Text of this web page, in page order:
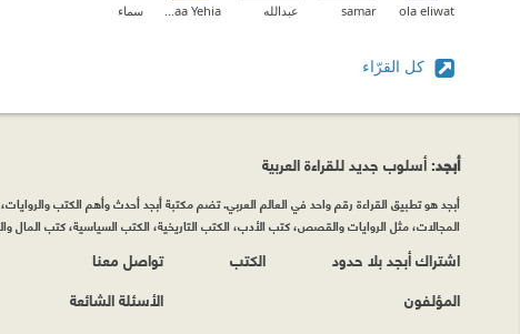
ola eliwat
samar عبدالله سماء
كل القرّاء
أبجد: أسلوب جديد للقراءة العربية
أبجد هو تطبيق القراءة رقم واحد في العالم العربي. تضم مكتبة أبجد أحدث وأهم الكتب
المجالات، مثل الروايات والقصص، كتب الأدب، الكتب التاريخية، الكتب السياسية، كتب المال
اشتراك أبجد بلا حدود
المؤلفون
الكتب
تواصل معنا
الأسئلة الشائعة